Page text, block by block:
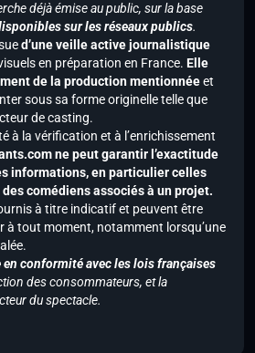
déjà émise au public, sur la base
sur les réseaux publics.
d’une veille active journalistique
en préparation en France. Elle
de la production mentionnéeet
sous sa forme originelle telle que
de casting.
à la vérification et à l’enrichissement
ne peut garantir l’exactitude
informations, en particulier celles
comédiens associés à un projet.
à titre indicatif et peuvent être
à tout moment, notamment lorsqu’une
conformité avec les lois françaises
des consommateurs, et la
du spectacle.